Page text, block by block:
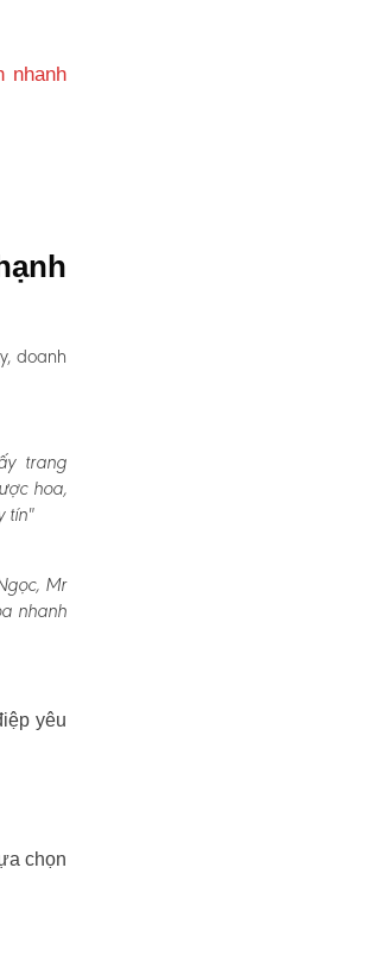
nhanh
doanh
trang
hoa,
tín"
Mr
nhanh
yêu
chọn